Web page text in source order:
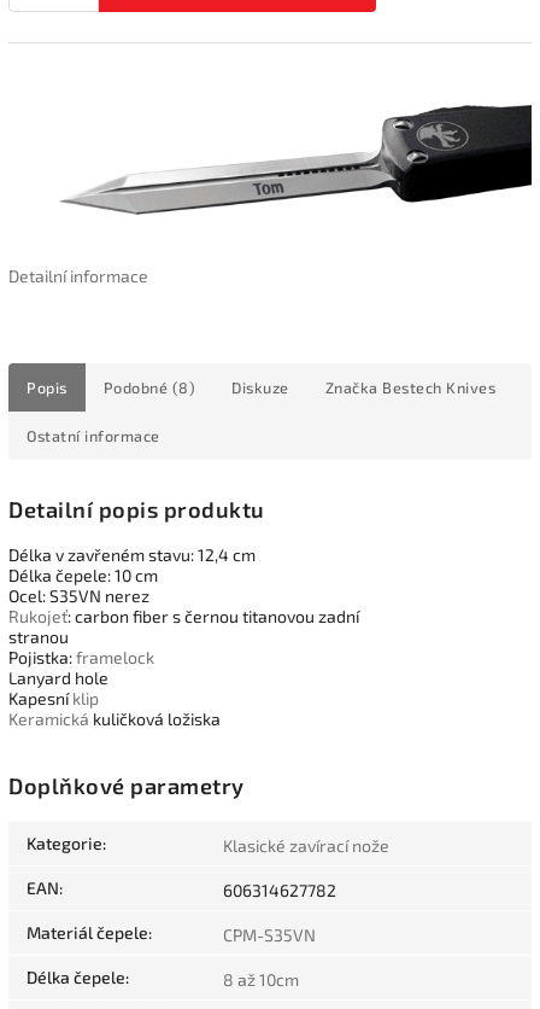
Detailní informace
Popis Podobné (8) Diskuze Značka Bestech Knives
Ostatní informace
Detailní popis produktu
Délka v zavřeném stavu: 12,4 cm
Délka čepele: 10 cm
Ocel: S35VN nerez
Rukojeť: carbon fiber s černou titanovou zadní
stranou
Pojistka:framelock
Lanyard hole
Kapesníklip
Keramická kuličková ložiska
Doplňkové parametry
Kategorie: Klasické zavírací nože
EAN: 606314627782
Materiál čepele: CPM-S35VN
Délka čepele: 8 až 10cm